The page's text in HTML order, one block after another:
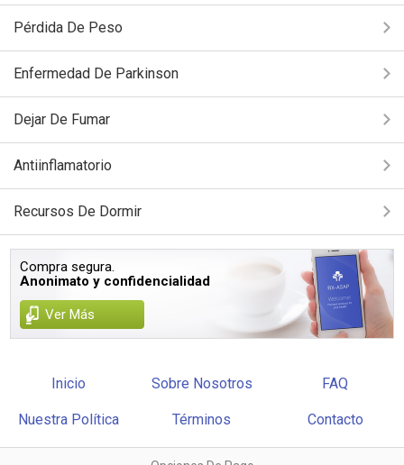
Pérdida De Peso
Enfermedad De Parkinson
Dejar De Fumar
Antiinflamatorio
Recursos De Dormir
Compra segura.
Anonimato y confidencialidad
Ver Más
Inicio Sobre Nosotros FAQ
Nuestra Política Términos Contacto